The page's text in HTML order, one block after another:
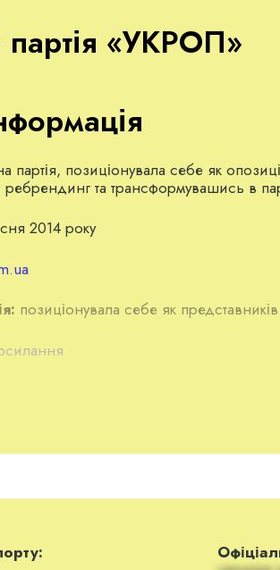
партія «УКРОП»
партія, позиціонувала себе як
та трансформувашись в
2014 року
позиціонувала себе як
Міністерством юстиції України
партія «Патріотичний
узяти участь в місцевих виборах у